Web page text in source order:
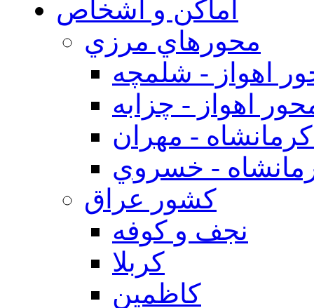
اماکن و اشخاص
محورهاي مرزي
اهواز - شلمچه
اهواز - چزابه
- مهران
- خسروي
كشور عراق
نجف و كوفه
كربلا
كاظمين